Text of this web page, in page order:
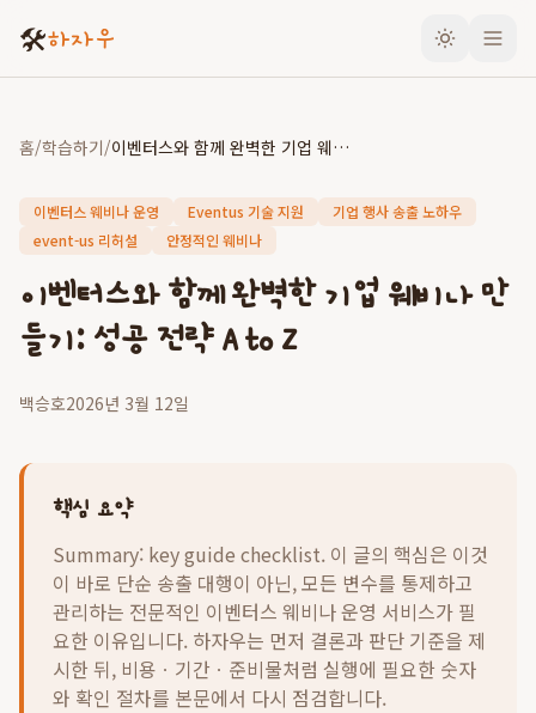
🛠️하자우
홈/학습하기/ 이벤터스와 함께 완벽한 기업 웨비나 만들기: 성공 전략 A to Z
이벤터스 웨비나 운영 Eventus 기술 지원
기업 행사 송출 노하우
event-us 리허설
안정적인 웨비나
이벤터스와 함께 완벽한 기업 웨비나 만
들기: 성공 전략 A to Z
백승호2026년 3월 12일
핵심 요약
Summary: key guide checklist. 이 글의 핵심은 이것
이 바로 단순 송출 대행이 아닌, 모든 변수를 통제하고
관리하는 전문적인 이벤터스 웨비나 운영 서비스가 필
요한 이유입니다. 하자우는 먼저 결론과 판단 기준을 제
시한 뒤, 비용ㆍ기간ㆍ준비물처럼 실행에 필요한 숫자
와 확인 절차를 본문에서 다시 점검합니다.